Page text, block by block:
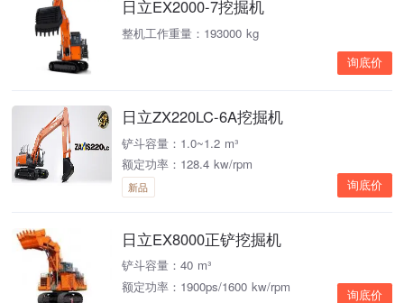
日立EX2000-7挖掘机
整机工作重量：193000 kg
询底价
日立ZX220LC-6A挖掘机
铲斗容量：1.0~1.2 m³
额定功率：128.4 kw/rpm
新品 询底价
日立EX8000正铲挖掘机
铲斗容量：40 m³
额定功率：1900ps/1600 kw/rpm
询底价